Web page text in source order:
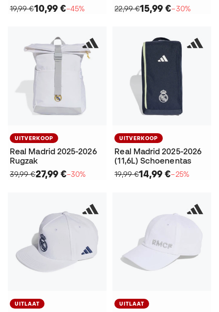
19,99 €10,99 €−45%
22,99 €15,99 €−30%
UITVERKOOP
Real Madrid 2025-2026
Rugzak
39,99 €27,99 €−30%
UITVERKOOP
Real Madrid 2025-2026
(11,6L) Schoenentas
19,99 €14,99 €−25%
UITLAAT UITLAAT